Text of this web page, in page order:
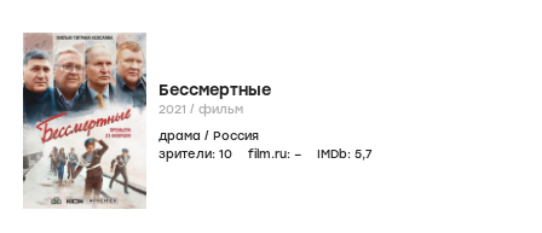
Бессмертные
2021 / фильм
драма / Россия
зрители: 10 film.ru: – IMDb: 5,7